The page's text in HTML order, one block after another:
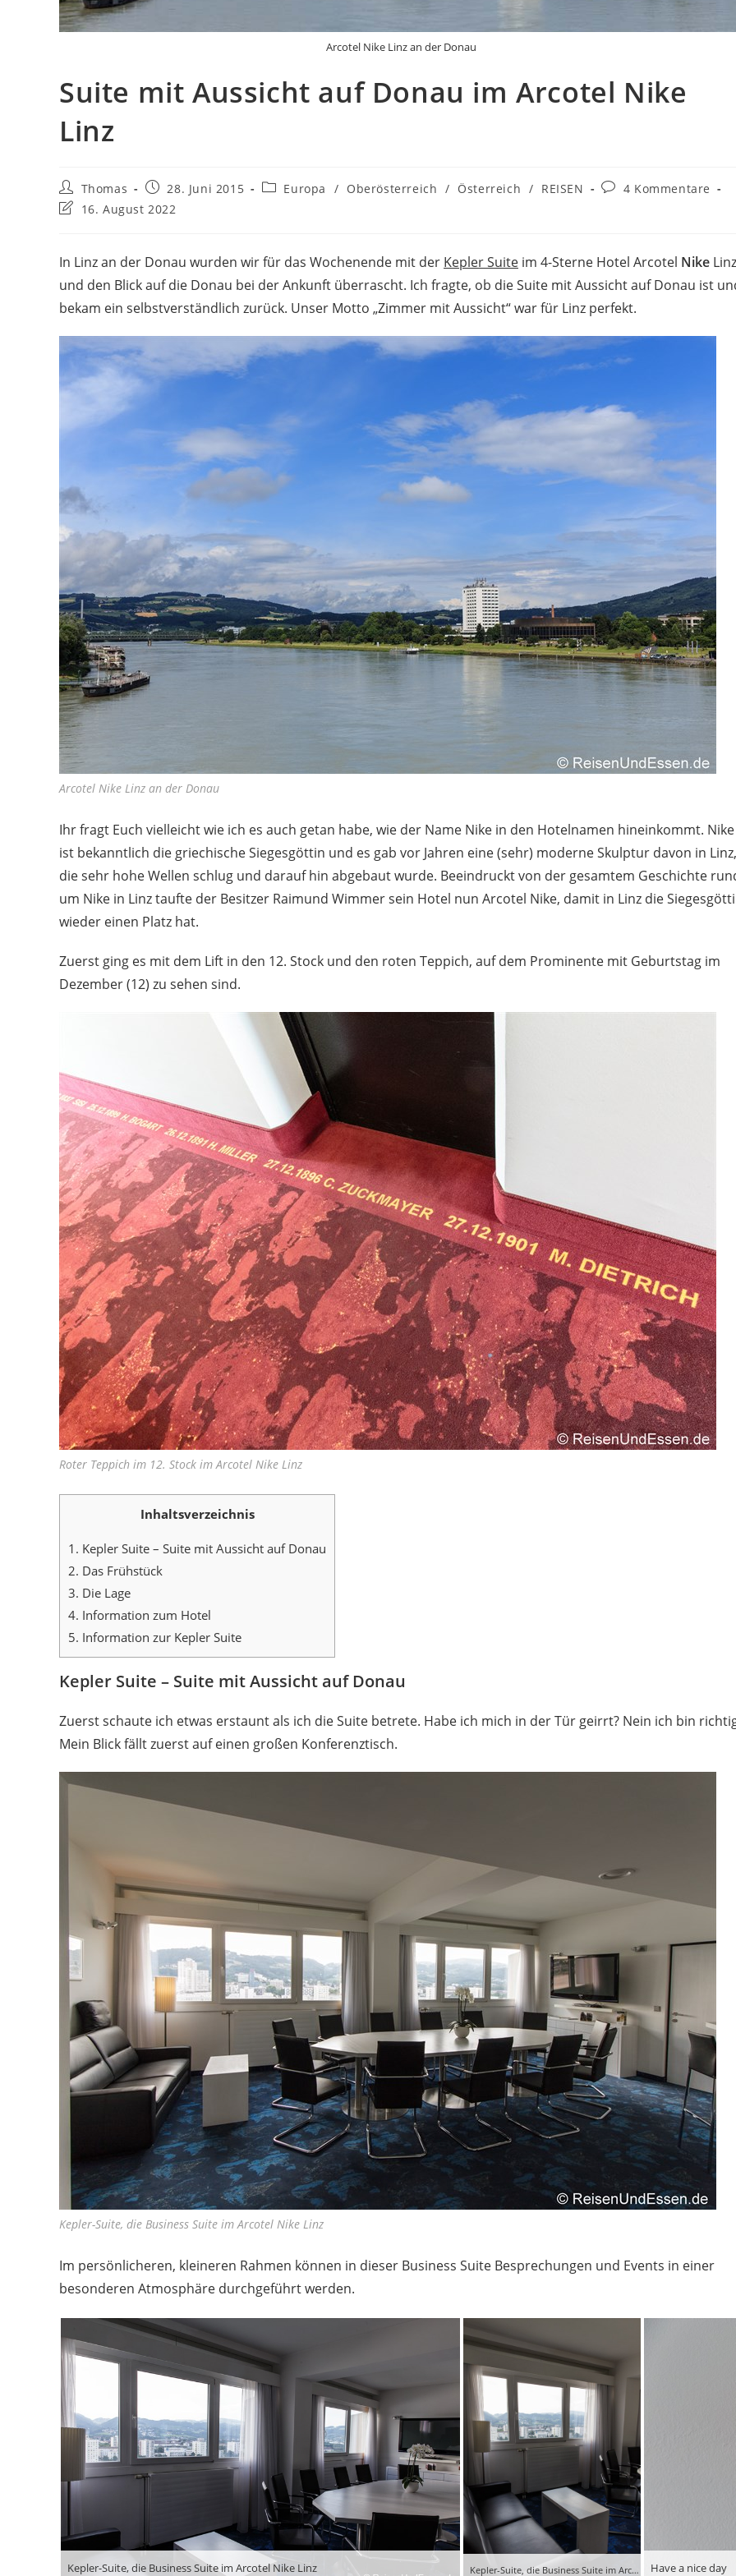
Arcotel Nike Linz an der Donau
Suite mit Aussicht auf Donau im Arcotel Nike
Linz
Beitrags-
Autor:
Thomas
Beitrag
veröffentlicht:
28. Juni 2015
Beitrags-
Europa / Oberösterreich / Österreich / REISEN
Beitrags-
4 Kommentare
Beitrag
am:
16. August 2022
In Linz an der Donau wurden wir für das Wochenende mit der Kepler Suite im 4-Sterne Hotel Arcotel Nike Linz
und den Blick auf die Donau bei der Ankunft überrascht. Ich fragte, ob die Suite mit Aussicht auf Donau ist
bekam ein selbstverständlich zurück. Unser Motto „Zimmer mit Aussicht“ war für Linz perfekt.
Arcotel Nike Linz an der Donau
Ihr fragt Euch vielleicht wie ich es auch getan habe, wie der Name Nike in den Hotelnamen hineinkommt. Nike
ist bekanntlich die griechische Siegesgöttin und es gab vor Jahren eine (sehr) moderne Skulptur davon in Linz,
die sehr hohe Wellen schlug und darauf hin abgebaut wurde. Beeindruckt von der gesamtem Geschichte
um Nike in Linz taufte der Besitzer Raimund Wimmer sein Hotel nun Arcotel Nike, damit in Linz die
wieder einen Platz hat.
Zuerst ging es mit dem Lift in den 12. Stock und den roten Teppich, auf dem Prominente mit Geburtstag im
Dezember (12) zu sehen sind.
Roter Teppich im 12. Stock im Arcotel Nike Linz
Inhaltsverzeichnis
1. Kepler Suite – Suite mit Aussicht auf Donau
2. Das Frühstück
3. Die Lage
4. Information zum Hotel
5. Information zur Kepler Suite
Kepler Suite – Suite mit Aussicht auf Donau
Zuerst schaute ich etwas erstaunt als ich die Suite betrete. Habe ich mich in der Tür geirrt? Nein ich bin
Mein Blick fällt zuerst auf einen großen Konferenztisch.
Kepler-Suite, die Business Suite im Arcotel Nike Linz
Im persönlicheren, kleineren Rahmen können in dieser Business Suite Besprechungen und Events in einer
besonderen Atmosphäre durchgeführt werden.
Kepler-Suite, die Business Suite im Arcotel Nike Linz Kepler-Suite, die Business Suite im Arcotel Nike Linz Have a nice day